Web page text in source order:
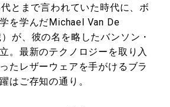
とまで言われていた時代に、ボ
を学んだMichael Van De
が、彼の名を略したバンソン・
。最新のテクノロジーを取り入
たレザーウェアを手がけるブラ
はご存知の通り。